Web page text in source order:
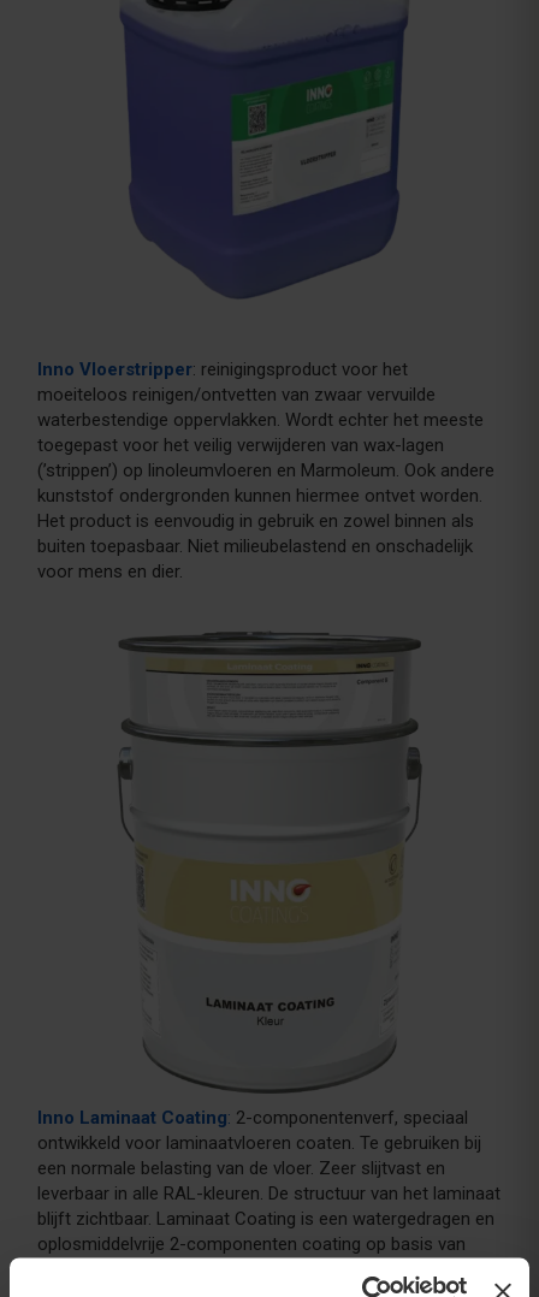
Inno Vloerstripper: reinigingsproduct voor het
moeiteloos reinigen/ontvetten van zwaar vervuilde
waterbestendige oppervlakken. Wordt echter het meeste
toegepast voor het veilig verwijderen van wax-lagen
(’strippen’) op linoleumvloeren en Marmoleum. Ook andere
kunststof ondergronden kunnen hiermee ontvet worden.
Het product is eenvoudig in gebruik en zowel binnen als
buiten toepasbaar. Niet milieubelastend en onschadelijk
voor mens en dier.
Inno Laminaat Coating: 2-componentenverf, speciaal
ontwikkeld voor laminaatvloeren coaten. Te gebruiken bij
een normale belasting van de vloer. Zeer slijtvast en
leverbaar in alle RAL-kleuren. De structuur van het laminaat
blijft zichtbaar. Laminaat Coating is een watergedragen en
oplosmiddelvrije 2-componenten coating op basis van